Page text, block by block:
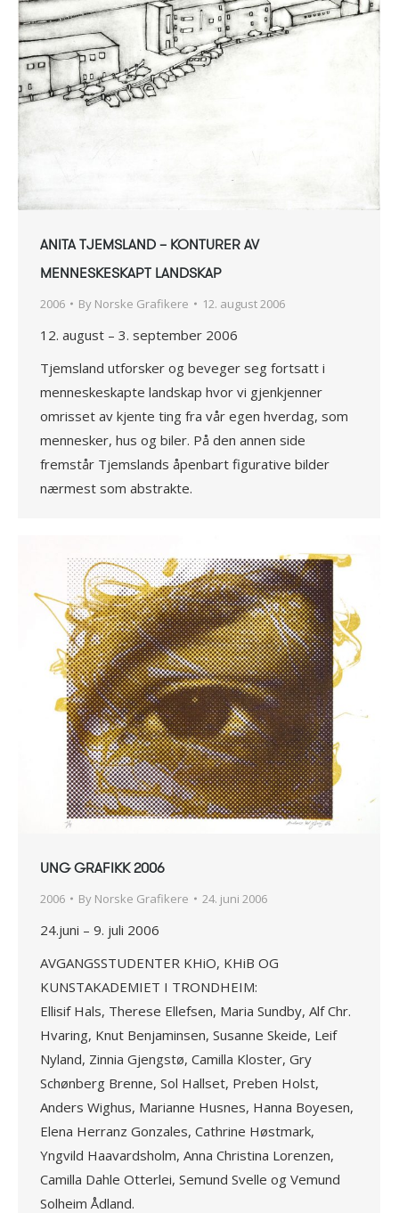
ANITA TJEMSLAND – KONTURER AV
MENNESKESKAPT LANDSKAP
2006 By Norske Grafikere 12. august 2006
12. august – 3. september 2006
Tjemsland utforsker og beveger seg fortsatt i
menneskeskapte landskap hvor vi gjenkjenner
omrisset av kjente ting fra vår egen hverdag, som
mennesker, hus og biler. På den annen side
fremstår Tjemslands åpenbart figurative bilder
nærmest som abstrakte.
UNG GRAFIKK 2006
2006 By Norske Grafikere 24. juni 2006
24.juni – 9. juli 2006
AVGANGSSTUDENTER KHiO, KHiB OG
KUNSTAKADEMIET I TRONDHEIM:
Ellisif Hals, Therese Ellefsen, Maria Sundby, Alf Chr.
Hvaring, Knut Benjaminsen, Susanne Skeide, Leif
Nyland, Zinnia Gjengstø, Camilla Kloster, Gry
Schønberg Brenne, Sol Hallset, Preben Holst,
Anders Wighus, Marianne Husnes, Hanna Boyesen,
Elena Herranz Gonzales, Cathrine Høstmark,
Yngvild Haavardsholm, Anna Christina Lorenzen,
Camilla Dahle Otterlei, Semund Svelle og Vemund
Solheim Ådland.